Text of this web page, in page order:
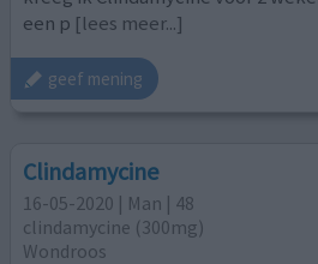
een p [lees meer...]
geef mening
Clindamycine
16-05-2020 | Man | 48
clindamycine (300mg)
Wondroos